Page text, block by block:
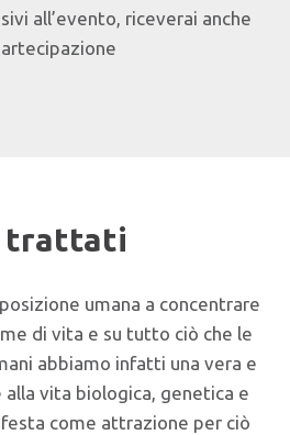
all’evento, riceverai anche
trattati
umana a concentrare
di vita e su tutto ciò che le
abbiamo infatti una vera e
vita biologica, genetica e
come attrazione per ciò